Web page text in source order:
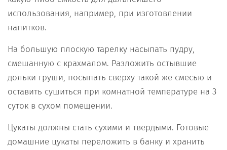
использования, например, при изготовлении
напитков.
На большую плоскую тарелку насыпать пудру,
смешанную с крахмалом. Разложить остывшие
дольки груши, посыпать сверху такой же смесью и
оставить сушиться при комнатной температуре на 3
суток в сухом помещении.
Цукаты должны стать сухими и твердыми. Готовые
домашние цукаты переложить в банку и хранить